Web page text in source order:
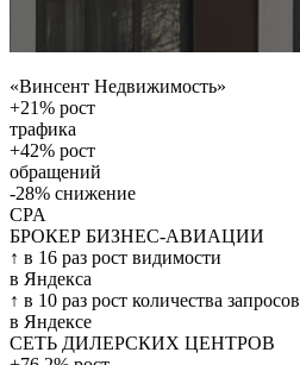
«Винсент Недвижимость»
+21% рост
трафика
+42% рост
обращений
-28% снижение
CPA
БРОКЕР БИЗНЕС-АВИАЦИИ
↑ в 16 раз рост видимости
в Яндекса
↑ в 10 раз рост количества запросов
в Яндексе
СЕТЬ ДИЛЕРСКИХ ЦЕНТРОВ